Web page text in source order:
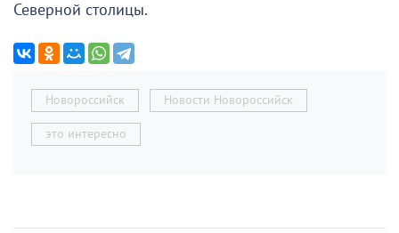
Северной столицы.
Новороссийск Новости Новороссийск
это интересно